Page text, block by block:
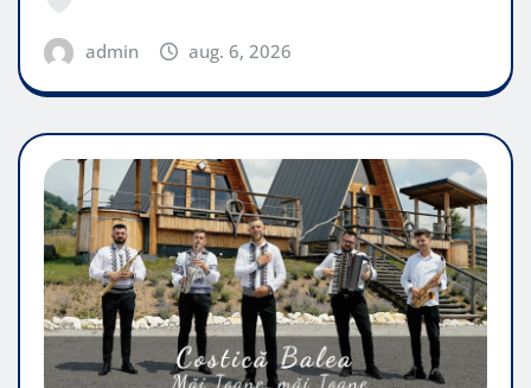
admin aug. 6, 2026